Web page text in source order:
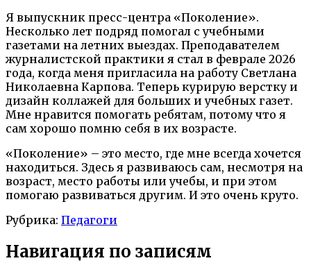
Я выпускник пресс-центра «Поколение».
Несколько лет подряд помогал с учебными
газетами на летних выездах. Преподавателем
журналистской практики я стал в феврале 2026
года, когда меня пригласила на работу Светлана
Николаевна Карпова. Теперь курирую верстку и
дизайн коллажей для больших и учебных газет.
Мне нравится помогать ребятам, потому что я
сам хорошо помню себя в их возрасте.
«Поколение» – это место, где мне всегда хочется
находиться. Здесь я развиваюсь сам, несмотря на
возраст, место работы или учебы, и при этом
помогаю развиваться другим. И это очень круто.
Рубрика: Педагоги
Навигация по записям